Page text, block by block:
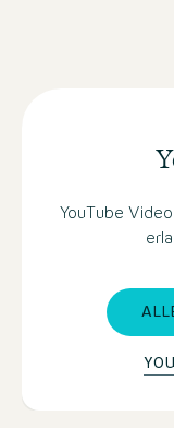
YouTube